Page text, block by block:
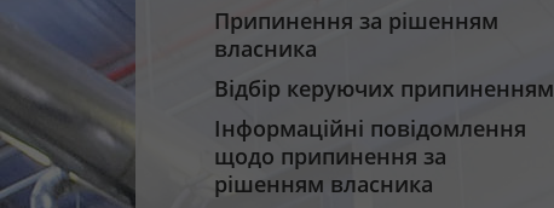
Припинення за рішенням
власника
Відбір керуючих припиненням
Інформаційні повідомлення
щодо припинення за
рішенням власника